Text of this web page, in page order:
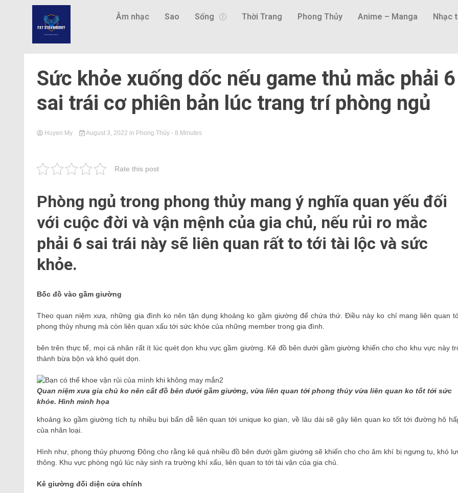
Âm nhạc Sao Sống Thời Trang Phong Thủy Anime – Manga Nhạc
Sức khỏe xuống dốc nếu game thủ mắc phải 6
sai trái cơ phiên bản lúc trang trí phòng ngủ
Huyen My August 3, 2022 in Phong Thủy - 8 Minutes
Rate this post
Phòng ngủ trong phong thủy mang ý nghĩa quan yếu đối
với cuộc đời và vận mệnh của gia chủ, nếu rủi ro mắc
phải 6 sai trái này sẽ liên quan rất to tới tài lộc và sức
khỏe.
Bốc đồ vào gầm giường
Theo quan niệm xưa, những gia đình ko nên tận dụng khoảng ko gầm giường để chứa thứ. Điều này ko chỉ mang liên quan
phong thủy nhưng mà còn liên quan xấu tới sức khỏe của những member trong gia đình.
bên trên thực tế, mọi cá nhân rất ít lúc quét dọn khu vực gầm giường. Kê đồ bên dưới gầm giường khiến cho cho khu vực này
thành bừa bộn và khó quét dọn.
Quan niệm xưa gia chủ ko nên cất đồ bên dưới gầm giường, vừa liên quan tới phong thủy vừa liên quan ko tốt tới sức
khỏe. Hình minh họa
khoảng ko gầm giường tích tụ nhiều bụi bẩn dễ liên quan tới unique ko gian, về lâu dài sẽ gây liên quan ko tốt tới đường hô
của nhân loại.
Hình như, phong thủy phương Đông cho rằng kê quá nhiều đồ bên dưới gầm giường sẽ khiến cho cho âm khí bị ngưng tụ, khó
thông. Khu vực phòng ngủ lúc này sinh ra trường khí xấu, liên quan to tới tài vận của gia chủ.
Kê giường đối diện cửa chính